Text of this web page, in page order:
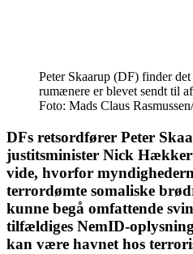
Peter Skaarup (DF) finder det
rumænere er blevet sendt til
Foto: Mads Claus
DFs retsordfører Peter
justitsminister Nick
vide, hvorfor
terrordømte somaliske
kunne begå omfattende
tilfældiges NemID-
kan være havnet hos